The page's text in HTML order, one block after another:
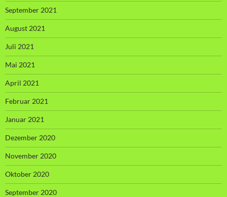
September 2021
August 2021
Juli 2021
Mai 2021
April 2021
Februar 2021
Januar 2021
Dezember 2020
November 2020
Oktober 2020
September 2020